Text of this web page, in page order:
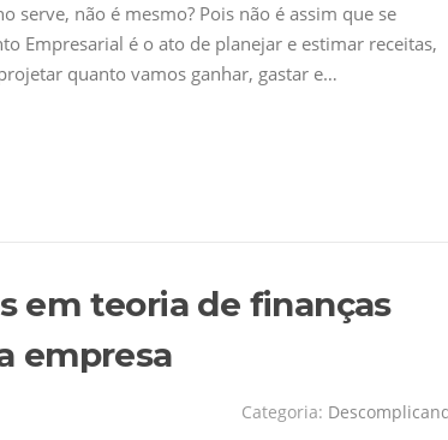
serve, não é mesmo? Pois não é assim que se
Empresarial é o ato de planejar e estimar receitas,
quanto vamos ganhar, gastar e…
em teoria de finanças
empresa
Categoria: